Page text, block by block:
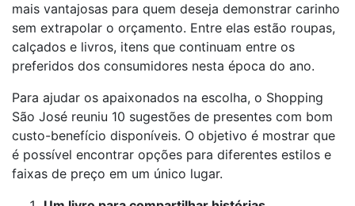
mais vantajosas para quem deseja demonstrar carinho
sem extrapolar o orçamento. Entre elas estão roupas,
calçados e livros, itens que continuam entre os
preferidos dos consumidores nesta época do ano.
Para ajudar os apaixonados na escolha, o Shopping
São José reuniu 10 sugestões de presentes com bom
custo-benefício disponíveis. O objetivo é mostrar que
é possível encontrar opções para diferentes estilos e
faixas de preço em um único lugar.